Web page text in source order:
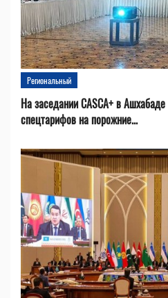
Региональный
На заседании CASCA+ в
спецтарифов на порожние...